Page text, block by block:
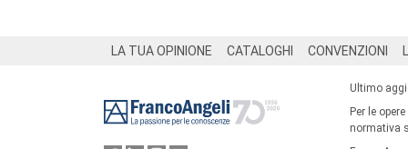
LA TUA OPINIONE CATALOGHI CONVENZIONI
Ultimo
Per le
normativa